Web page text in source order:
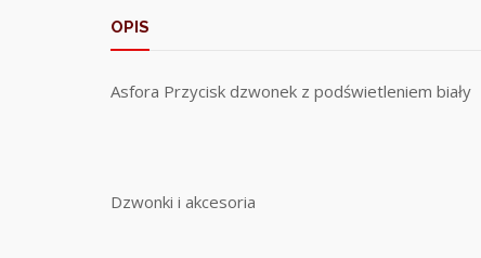
OPIS
Asfora Przycisk dzwonek z podświetleniem biały
Dzwonki i akcesoria